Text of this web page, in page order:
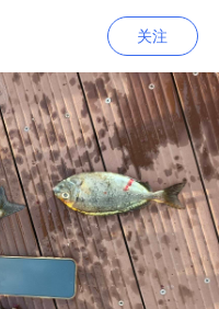
关注